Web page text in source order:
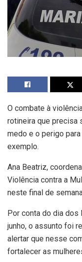
O combate à
rotineira que precisa
medo e o perigo
exemplo.
Ana Beatriz,
Violência contra a
neste final de
Por conta do dia dos
junho, o assunto foi
alertar que nesse
fortalecer as